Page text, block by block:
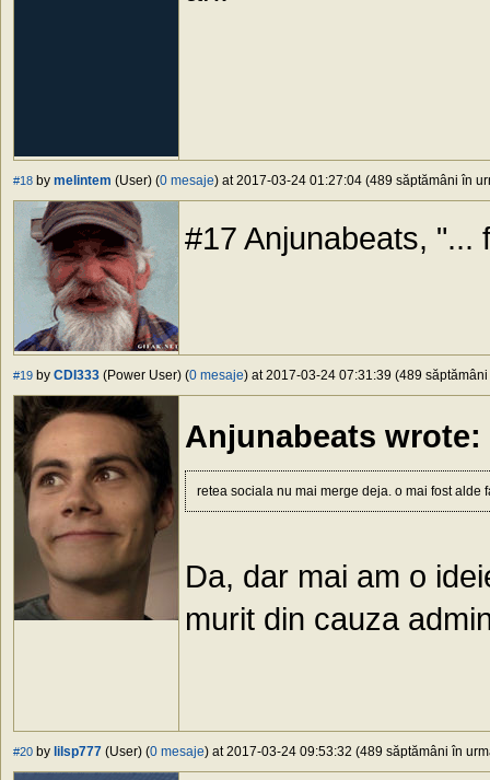
#18 by melintem (User) (0 mesaje) at 2017-03-24 01:27:04 (489 săptămâni în
#17 Anjunabeats,
#19 by CDI333 (Power User) (0 mesaje) at 2017-03-24 07:31:39 (489
Anjunabeats wrote:
retea sociala nu mai merge deja. o mai fost alde
Da, dar mai am o
murit din cauza
#20 by lilsp777 (User) (0 mesaje) at 2017-03-24 09:53:32 (489 săptămâni în